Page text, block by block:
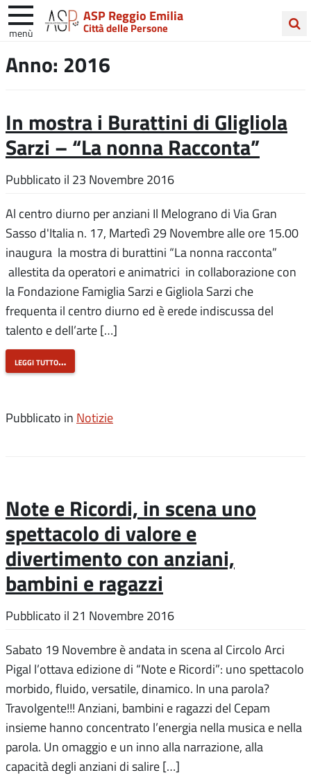
ASP Reggio Emilia
Città delle Persone
menù
nel
Anno: 2016
In mostra i Burattini di Gligliola
Sarzi – “La nonna Racconta”
Pubblicato il 23 Novembre 2016
Al centro diurno per anziani Il Melograno di Via Gran
Sasso d'Italia n. 17, Martedì 29 Novembre alle ore 15.00
inaugura la mostra di burattini “La nonna racconta”
allestita da operatori e animatrici in collaborazione con
la Fondazione Famiglia Sarzi e Gigliola Sarzi che
frequenta il centro diurno ed è erede indiscussa del
talento e dell’arte […]
leggi tutto…
Pubblicato in Notizie
Note e Ricordi, in scena uno
spettacolo di valore e
divertimento con anziani,
bambini e ragazzi
Pubblicato il 21 Novembre 2016
Sabato 19 Novembre è andata in scena al Circolo Arci
Pigal l’ottava edizione di “Note e Ricordi”: uno spettacolo
morbido, fluido, versatile, dinamico. In una parola?
Travolgente!!! Anziani, bambini e ragazzi del Cepam
insieme hanno concentrato l’energia nella musica e nella
parola. Un omaggio e un inno alla narrazione, alla
capacità degli anziani di salire […]